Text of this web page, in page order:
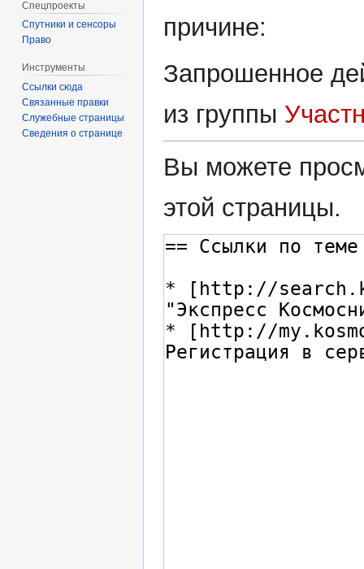
причине:
Запрошенное
из группы
Вы можете
этой страницы.
Спецпроекты
Спутники и сенсоры
Право
Инструменты
Ссылки сюда
Связанные правки
Служебные страницы
Сведения о странице